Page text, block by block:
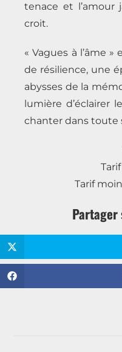
tenace et l’amour
croit.
« Vagues à l’âme
de résilience, une
abysses de la
lumière d’éclairer
chanter dans toute
Tarif
Partager